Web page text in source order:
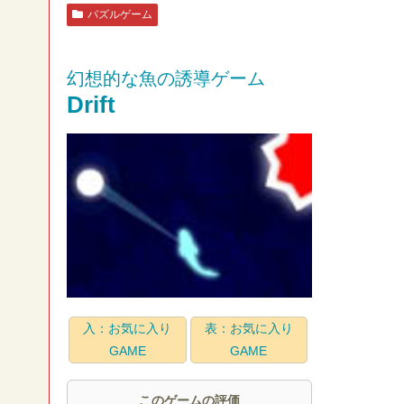
パズルゲーム
幻想的な魚の誘導ゲーム
Drift
入：お気に入り
GAME
表：お気に入り
GAME
このゲームの評価